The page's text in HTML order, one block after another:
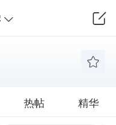
热帖 精华